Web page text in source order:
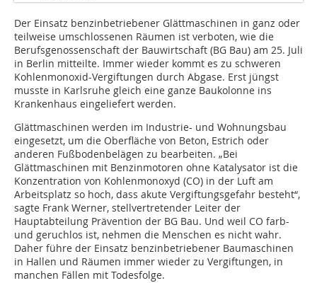
Der Einsatz benzinbetriebener Glättmaschinen in ganz oder
teilweise umschlossenen Räumen ist verboten, wie die
Berufsgenossenschaft der Bauwirtschaft (BG Bau) am 25. Juli
in Berlin mitteilte. Immer wieder kommt es zu schweren
Kohlenmonoxid-Vergiftungen durch Abgase. Erst jüngst
musste in Karlsruhe gleich eine ganze Baukolonne ins
Krankenhaus eingeliefert werden.
Glättmaschinen werden im Industrie- und Wohnungsbau
eingesetzt, um die Oberfläche von Beton, Estrich oder
anderen Fußbodenbelägen zu bearbeiten. „Bei
Glättmaschinen mit Benzinmotoren ohne Katalysator ist die
Konzentration von Kohlenmonoxyd (CO) in der Luft am
Arbeitsplatz so hoch, dass akute Vergiftungsgefahr besteht“,
sagte Frank Werner, stellvertretender Leiter der
Hauptabteilung Prävention der BG Bau. Und weil CO farb-
und geruchlos ist, nehmen die Menschen es nicht wahr.
Daher führe der Einsatz benzinbetriebener Baumaschinen
in Hallen und Räumen immer wieder zu Vergiftungen, in
manchen Fällen mit Todesfolge.